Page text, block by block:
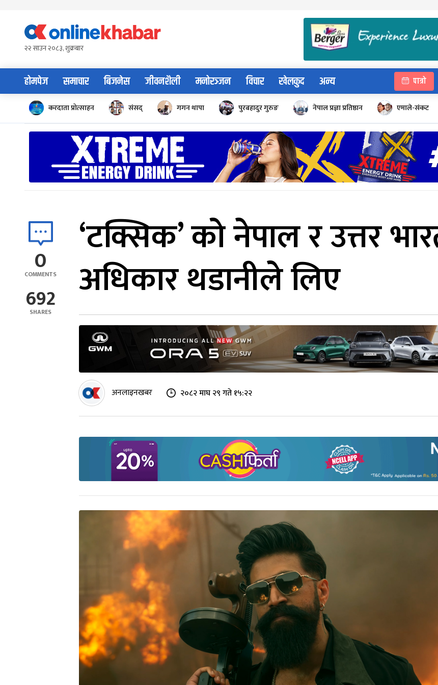
content२२ साउन २०८३, शुक्रबार
होमपेज समाचार बिजनेस जीवनशैली मनोरञ्जन विचार खेलकुद अन्य पात्रो
करदाता प्रोत्साहन संसद् गगन थापा पुरबहादुर गुरुङ नेपाल प्रज्ञा प्रतिष्ठान एमाले-संकट
0
COMMENTS
692
SHARES
‘टक्सिक’ को नेपाल र उत्तर
अधिकार थडानीले लिए
अनलाइनखबर २०८२ माघ २९ गते १५:२२